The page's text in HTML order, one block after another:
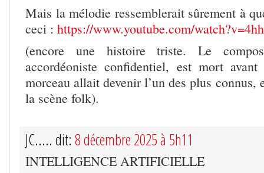
Mais la mélodie ressemblerait sûrement à
ceci : https://www.youtube.com/
(encore une histoire triste. Le
accordéoniste confidentiel, est mort
morceau allait devenir l’un des plus connus,
la scène folk).
JC..... dit: 8 décembre 2025 à 5h11
INTELLIGENCE ARTIFICIELLE